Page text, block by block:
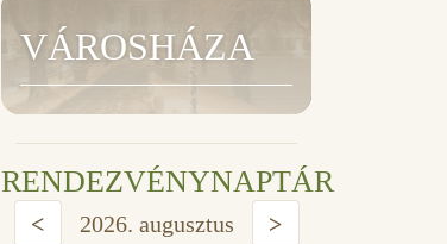
VÁROSHÁZA
RENDEZVÉNYNAPTÁR
< 2026. augusztus >